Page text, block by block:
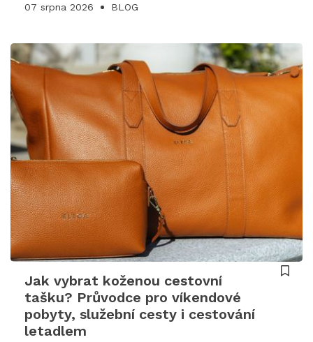
07 srpna 2026 BLOG
Jak vybrat koženou cestovní
tašku? Průvodce pro víkendové
pobyty, služební cesty i cestování
letadlem